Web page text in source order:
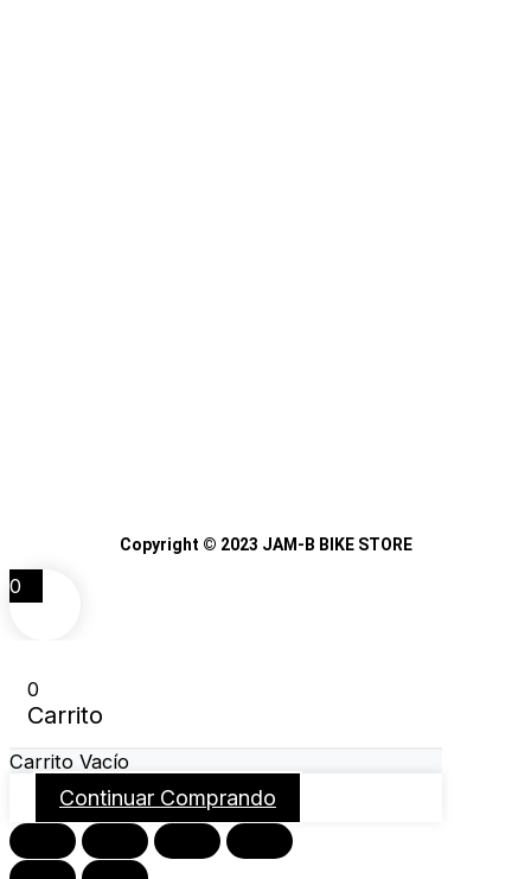
Copyright © 2023 JAM-B BIKE STORE
0
0
Carrito
Carrito Vacío
Continuar Comprando